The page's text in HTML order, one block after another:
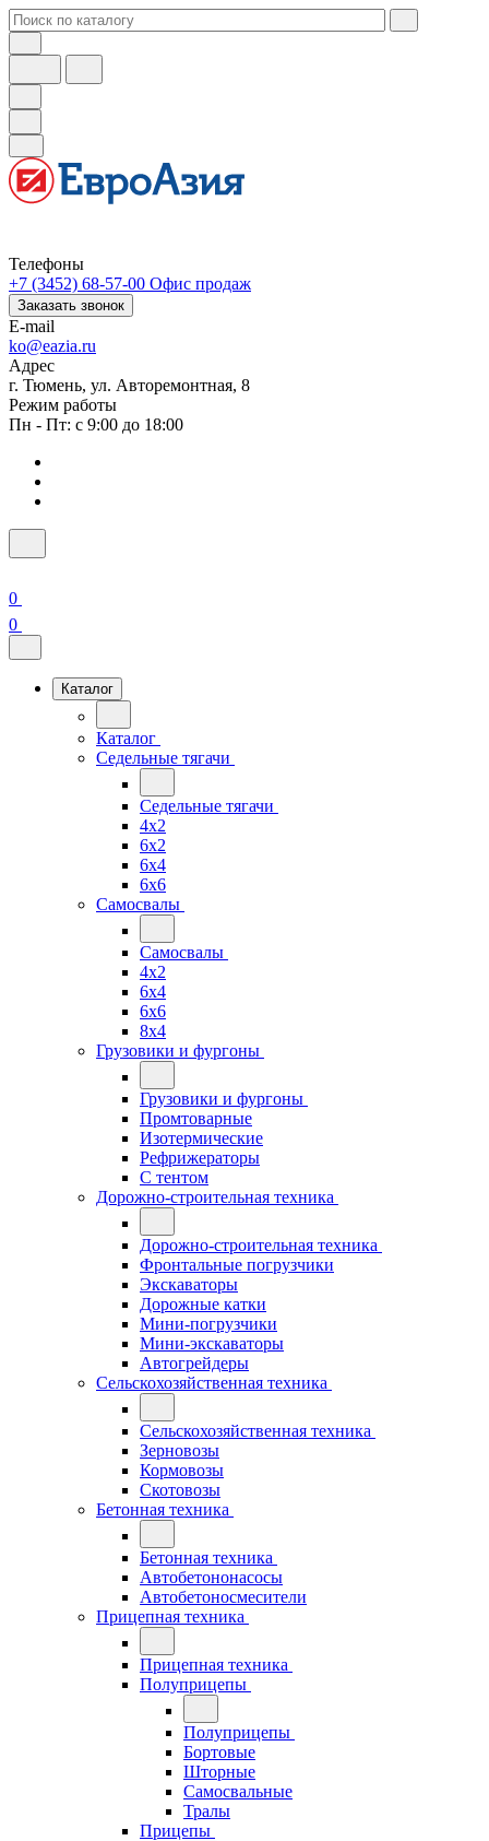
Телефоны
+7 (3452) 68-57-00 Офис продаж
Заказать звонок
E-mail
ko@eazia.ru
Адрес
г. Тюмень, ул. Авторемонтная, 8
Режим работы
Пн - Пт: с 9:00 до 18:00
0
0
Каталог
Каталог
Седельные тягачи
Седельные тягачи
4x2
6x2
6x4
6x6
Самосвалы
Самосвалы
4x2
6x4
6x6
8x4
Грузовики и фургоны
Грузовики и фургоны
Промтоварные
Изотермические
Рефрижераторы
С тентом
Дорожно-строительная техника
Дорожно-строительная техника
Фронтальные погрузчики
Экскаваторы
Дорожные катки
Мини-погрузчики
Мини-экскаваторы
Автогрейдеры
Сельскохозяйственная техника
Сельскохозяйственная техника
Зерновозы
Кормовозы
Скотовозы
Бетонная техника
Бетонная техника
Автобетононасосы
Автобетоносмесители
Прицепная техника
Прицепная техника
Полуприцепы
Полуприцепы
Бортовые
Шторные
Самосвальные
Тралы
Прицепы